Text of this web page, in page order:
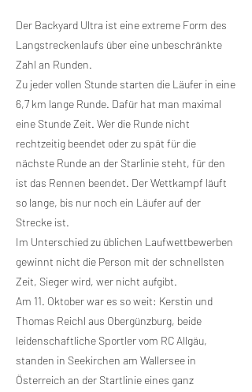
Der Backyard Ultra ist eine extreme Form des
Langstreckenlaufs über eine unbeschränkte
Zahl an Runden.
Zu jeder vollen Stunde starten die Läufer in eine
6,7 km lange Runde. Dafür hat man maximal
eine Stunde Zeit. Wer die Runde nicht
rechtzeitig beendet oder zu spät für die
nächste Runde an der Starlinie steht, für den
ist das Rennen beendet. Der Wettkampf läuft
so lange, bis nur noch ein Läufer auf der
Strecke ist.
Im Unterschied zu üblichen Laufwettbewerben
gewinnt nicht die Person mit der schnellsten
Zeit, Sieger wird, wer nicht aufgibt.
Am 11. Oktober war es so weit: Kerstin und
Thomas Reichl aus Obergünzburg, beide
leidenschaftliche Sportler vom RC Allgäu,
standen in Seekirchen am Wallersee in
Österreich an der Startlinie eines ganz